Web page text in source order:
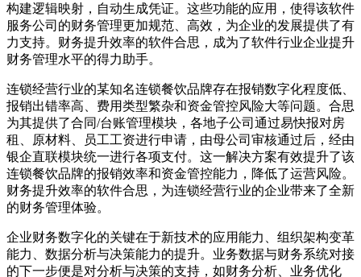
构建逻辑映射，自动生成凭证。这些功能的应用，使得该软件
服务公司的财务管理更加规范、高效，为企业的发展提供了有
力支持。财务提升效率的软件合思，成为了软件行业企业提升
财务管理水平的得力助手。
连锁经营行业的某知名连锁餐饮品牌存在报销数字化程度低、
报销出错率高、费用类型繁杂和资金管控风险大等问题。合思
为其提供了合同/台账管理模块，各地子公司通过易快报对房
租、原材料、员工工资进行申请，由母公司审核通过后，经由
银企直联模块统一进行各项支付。这一解决方案有效提升了该
连锁餐饮品牌的报销效率和资金管控能力，降低了运营风险。
财务提升效率的软件合思，为连锁经营行业的企业带来了全新
的财务管理体验。
企业财务数字化的关键在于新技术的应用能力、组织架构变革
能力、数据分析与决策能力的提升。业务数据与财务系统对接
的下一步便是对分析与决策的支持，如财务分析、业务优化